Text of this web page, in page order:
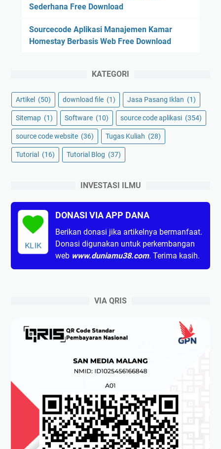
Sederhana Free Download
Sourcecode Aplikasi Manajemen Kamar
Homestay Berbasis Web Free Download
KATEGORI
Artikel (50) download file (1) Jasa Pasang Iklan (1)
Sitemap (1) Software (10) source code aplikasi (354)
source code website (36) Tugas Kuliah (28)
Tutorial (16) Tutorial Blog (37)
INVESTASI ILMU
KLIK
DONASI VIA APP DANA
Berikan donasi jika artikelnya bermanfaat.
Donasi digunakan untuk perkembangan
web www.duniamu38.com. Terima kasih.
VIA QRIS